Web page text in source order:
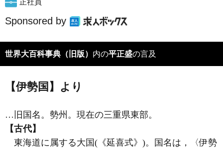
正社員
Sponsored by
世界大百科事典（旧版） 内の平正盛の言及
【伊勢国】より
…旧国名。勢州。現在の三重県東部。
【古代】
東海道に属する大国(《延喜式》)。国名は，〈伊勢